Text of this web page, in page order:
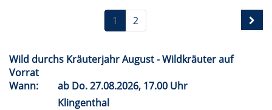
1 2
Wild durchs Kräuterjahr August - Wildkräuter auf
Vorrat
Wann:
ab Do.27.08.2026, 17.00 Uhr
Klingenthal